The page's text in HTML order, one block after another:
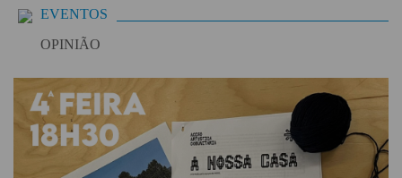
EVENTOS
OPINIÃO